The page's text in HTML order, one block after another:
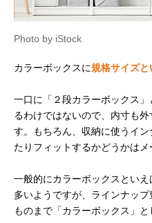
Photo by iStock
カラーボックスに規格サイズ
一口に「２段カラーボックス
るわけではないので、内寸も外
す。もちろん、収納に使うイ
たりフィットするかどうかはメ
一般的にカラーボックスといえ
多いようですが、ラインナッ
ものまで「カラーボックス」と